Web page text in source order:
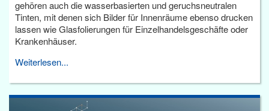
gehören auch die wasserbasierten und geruchsneutralen
Tinten, mit denen sich Bilder für Innenräume ebenso drucken
lassen wie Glasfolierungen für Einzelhandelsgeschäfte oder
Krankenhäuser.
Weiterlesen...